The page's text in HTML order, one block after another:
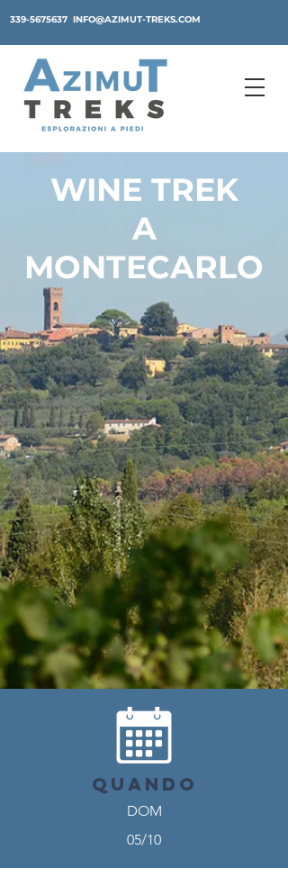
339-5675637 INFO@AZIMUT-TREKS.COM
WINE TREK
A
MONTECARLO
QUANDO
DOM
05/10